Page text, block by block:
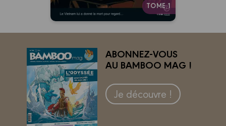
TOME 1
ABONNEZ-VOUS
AU BAMBOO MAG !
Je découvre !